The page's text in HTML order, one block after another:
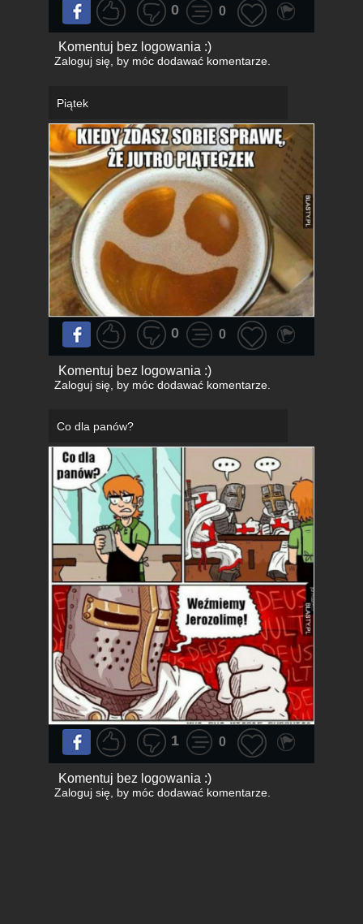
0 0
Komentuj bez logowania :)
Zaloguj się, by móc dodawać komentarze.
Piątek
0 0
Komentuj bez logowania :)
Zaloguj się, by móc dodawać komentarze.
Co dla panów?
1 0
Komentuj bez logowania :)
Zaloguj się, by móc dodawać komentarze.